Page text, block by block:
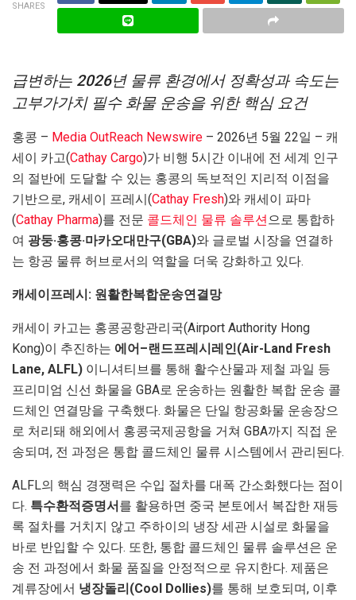
SHARES
급변하는 2026년 물류 환경에서 정확성과 속도는
고부가가치 필수 화물 운송을 위한 핵심 요건
홍콩 – Media OutReach Newswire – 2026년 5월 22일 – 캐
세이 카고(Cathay Cargo)가 비행 5시간 이내에 전 세계 인구
의 절반에 도달할 수 있는 홍콩의 독보적인 지리적 이점을
기반으로, 캐세이 프레시(Cathay Fresh)와 캐세이 파마
(Cathay Pharma)를 전문 콜드체인 물류 솔루션 으로 통합하
여 광둥·홍콩·마카오대만구(GBA)와 글로벌 시장을 연결하
는 항공 물류 허브로서의 역할을 더욱 강화하고 있다.
캐세이프레시: 원활한복합운송연결망
캐세이 카고는 홍콩공항관리국(Airport Authority Hong
Kong)이 추진하는 에어–랜드프레시레인(Air-Land Fresh
Lane, ALFL) 이니셔티브를 통해 활수산물과 제철 과일 등
프리미엄 신선 화물을 GBA로 운송하는 원활한 복합 운송 콜
드체인 연결망을 구축했다. 화물은 단일 항공화물 운송장으
로 처리돼 해외에서 홍콩국제공항을 거쳐 GBA까지 직접 운
송되며, 전 과정은 통합 콜드체인 물류 시스템에서 관리된다.
ALFL의 핵심 경쟁력은 수입 절차를 대폭 간소화했다는 점이
다. 특수환적증명서를 활용하면 중국 본토에서 복잡한 재등
록 절차를 거치지 않고 주하이의 냉장 세관 시설로 화물을
바로 반입할 수 있다. 또한, 통합 콜드체인 물류 솔루션은 운
송 전 과정에서 화물 품질을 안정적으로 유지한다. 제품은
계류장에서 냉장돌리(Cool Dollies)를 통해 보호되며, 이후